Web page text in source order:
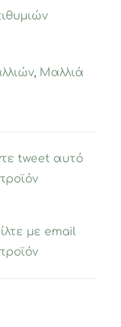
, Μαλλιά
tweet αυτό
με email